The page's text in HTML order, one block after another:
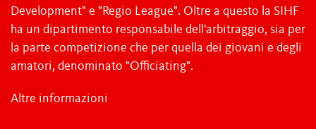
Development" e "Regio League". Oltre a questo la SIHF
ha un dipartimento responsabile dell'arbitraggio, sia per
la parte competizione che per quella dei giovani e degli
amatori, denominato "Officiating".
Altre informazioni